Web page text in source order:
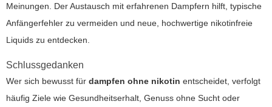
Meinungen. Der Austausch mit erfahrenen Dampfern hilft, typische
Anfängerfehler zu vermeiden und neue, hochwertige nikotinfreie
Liquids zu entdecken.
Schlussgedanken
Wer sich bewusst für dampfen ohne nikotin entscheidet, verfolgt
häufig Ziele wie Gesundheitserhalt, Genuss ohne Sucht oder